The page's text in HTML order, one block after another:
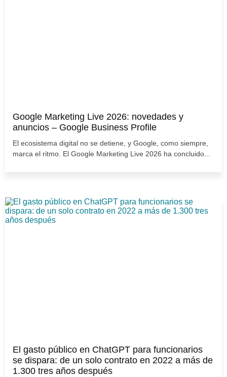
Google Marketing Live 2026: novedades y
anuncios – Google Business Profile
El ecosistema digital no se detiene, y Google, como siempre,
marca el ritmo. El Google Marketing Live 2026 ha concluido...
El gasto público en ChatGPT para funcionarios
se dispara: de un solo contrato en 2022 a más de
1.300 tres años después